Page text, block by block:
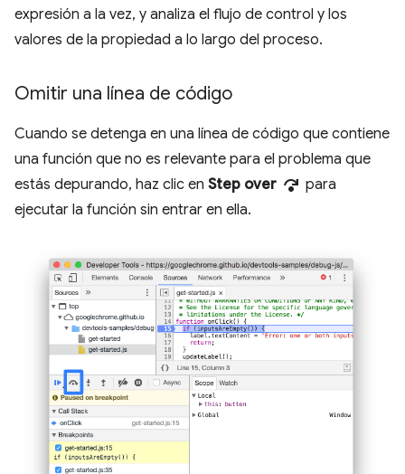
expresión a la vez, y analiza el flujo de control y los
valores de la propiedad a lo largo del proceso.
Omitir una línea de código
Cuando se detenga en una línea de código que contiene
una función que no es relevante para el problema que
estás depurando, haz clic en Step over step_over para
ejecutar la función sin entrar en ella.